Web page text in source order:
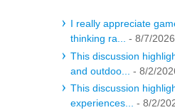
I really appreciate
thinking ra...
- 8/7/2026
This discussion
and outdoo...
- 8/2/
This discussion
experiences...
- 8/2/